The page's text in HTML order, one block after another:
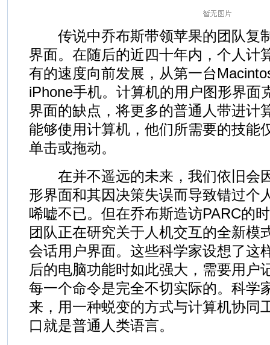
传说中乔布斯带领苹果的团队复
界面。在随后的近四十年内，个人计
有的速度向前发展，从第一台
iPhone手机。计算机的用户图形界面
界面的缺点，将更多的普通人带进计
能够使用计算机，他们所需要的技能
单击或拖动。
在并不遥远的未来，我们依旧会
形界面和其因决策失误而导致错过个
唏嘘不已。但在乔布斯造访PARC的
团队正在研究关于人机交互的全新模
会话用户界面。这些科学家设想了这
后的电脑功能时如此强大，需要用户
每一个命令是完全不切实际的。科学
来，用一种蜕变的方式与计算机协同
口就是普通人类语言。